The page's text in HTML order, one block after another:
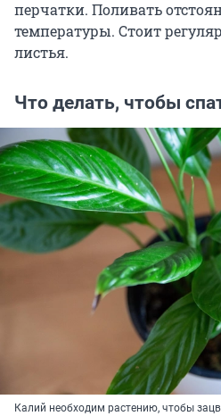
перчатки. Поливать
температуры. Стоит
листья.
Что делать, чтобы
Калий необходим растению, чтобы